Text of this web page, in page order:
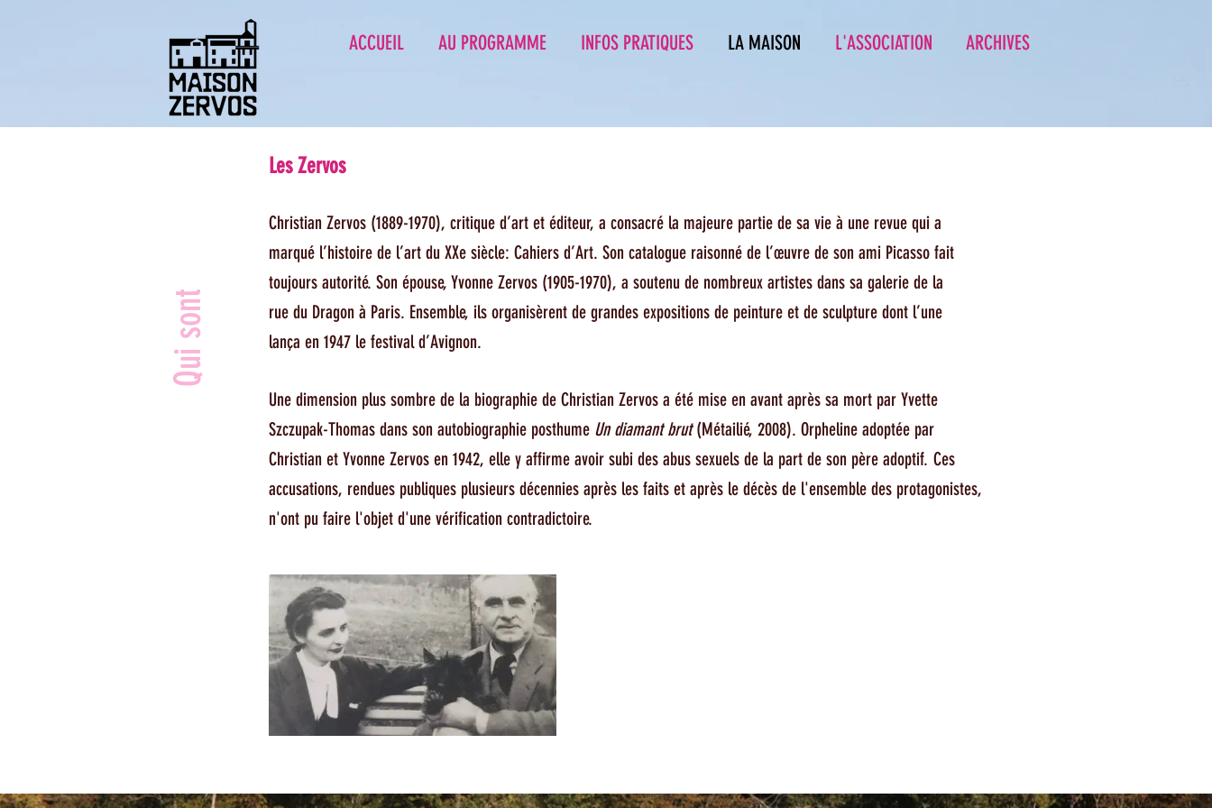
ACCUEIL AU PROGRAMME INFOS PRATIQUES LA MAISON L'ASSOCIATION ARCHIVES
​Christian Zervos (1889-1970), critique d’art et éditeur, a consacré la majeure partie de sa vie à une revue qui a
marqué l’histoire de l’art du XXe siècle: Cahiers d’Art. Son catalogue raisonné de l’œuvre de son ami Picasso fait
toujours autorité. Son épouse, Yvonne Zervos (1905-1970), a soutenu de nombreux artistes dans sa galerie de la
rue du Dragon à Paris. Ensemble, ils organisèrent de grandes expositions de peinture et de sculpture dont l’une
lança en 1947 le festival d’Avignon.
Qui sont
Les Zervos
Une dimension plus sombre de la biographie de Christian Zervos a été mise en avant après sa mort par Yvette
Szczupak-Thomas dans son autobiographie posthume Un diamant brut(Métailié, 2008). Orpheline adoptée par
Christian et Yvonne Zervos en 1942, elle y affirme avoir subi des abus sexuels de la part de son père adoptif. Ces
accusations, rendues publiques plusieurs décennies après les faits et après le décès de l'ensemble des protagonistes,
n'ont pu faire l'objet d'une vérification contradictoire.